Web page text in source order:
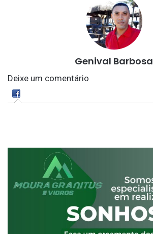
Genival Barbosa
Deixe um comentário